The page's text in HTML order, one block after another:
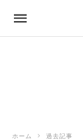
ホーム 過去記事